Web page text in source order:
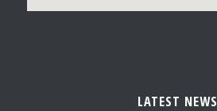
LATEST NEWS